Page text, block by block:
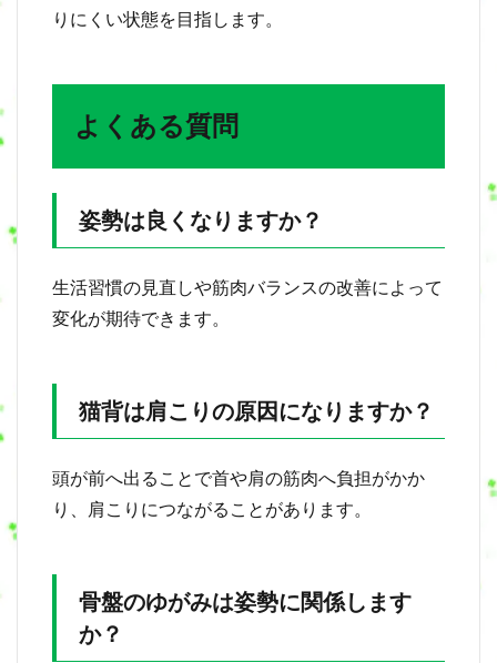
りにくい状態を目指します。
よくある質問
姿勢は良くなりますか？
生活習慣の見直しや筋肉バランスの改善によって
変化が期待できます。
猫背は肩こりの原因になりますか？
頭が前へ出ることで首や肩の筋肉へ負担がかか
り、肩こりにつながることがあります。
骨盤のゆがみは姿勢に関係します
か？